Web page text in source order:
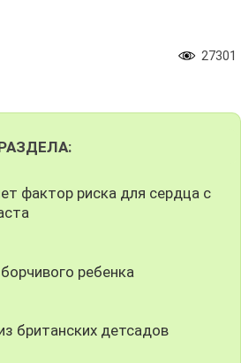
27301
фактор риска для сердца с
ребенка
британских детсадов